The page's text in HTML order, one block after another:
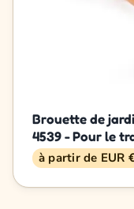
Brouette de
4539 - Pour le
à partir de EUR